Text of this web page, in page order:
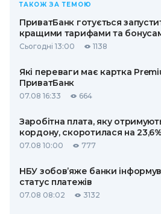
ТАКОЖ ЗА ТЕМОЮ
ПриватБанк готується
кращими тарифами та
Сьогодні 13:00 1138
Які переваги має картка
ПриватБанк
07.08 16:33 664
Заробітна плата, яку
кордону, скоротилася на
07.08 10:00 777
НБУ зобов’яже банки
статус платежів
07.08 08:02 3132